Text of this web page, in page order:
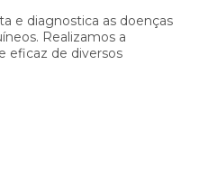
e diagnostica as doenças
Realizamos a
eficaz de diversos